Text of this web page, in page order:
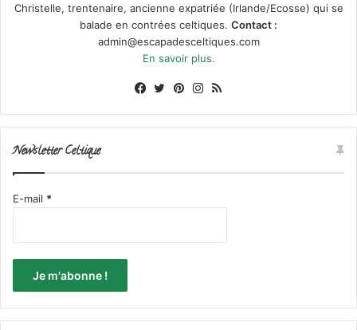
Christelle, trentenaire, ancienne expatriée (Irlande/Ecosse) qui se
balade en contrées celtiques. Contact :
admin@escapadesceltiques.com
En savoir plus.
Facebook
X PinterestInstagram
Newsletter Celtique
E-mail *